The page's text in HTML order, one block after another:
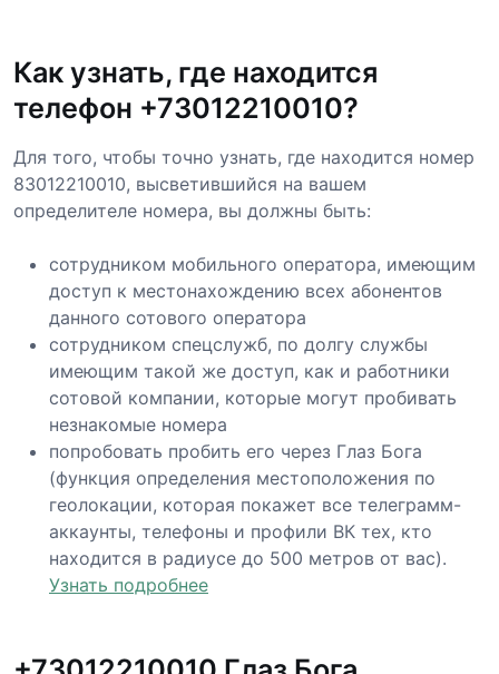
Как узнать, где находится
телефон +73012210010?
Для того, чтобы точно узнать, где находится номер
83012210010, высветившийся на вашем
определителе номера, вы должны быть:
сотрудником мобильного оператора, имеющим
доступ к местонахождению всех абонентов
данного сотового оператора
сотрудником спецслужб, по долгу службы
имеющим такой же доступ, как и работники
сотовой компании, которые могут пробивать
незнакомые номера
попробовать пробить его через Глаз Бога
(функция определения местоположения по
геолокации, которая покажет все телеграмм-
аккаунты, телефоны и профили ВК тех, кто
находится в радиусе до 500 метров от вас).
Узнать подробнее